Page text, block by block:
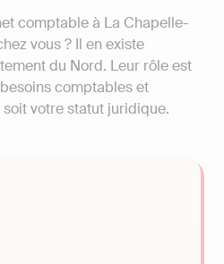
comptable à La Chapelle-
vous ? Il en existe
du Nord. Leur rôle est
comptables et
votre statut juridique.